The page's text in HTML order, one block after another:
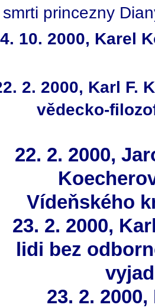
princezny
4. 10. 2000, Karel
2. 2000, Karl F.
vědecko-
22. 2. 2000,
Vídeňského
23. 2. 2000,
lidi bez
23. 2.